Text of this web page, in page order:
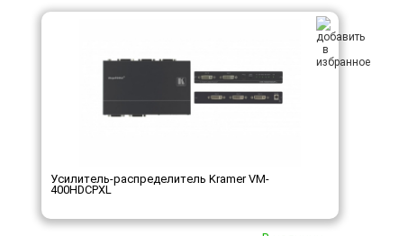
Усилитель-распределитель Kramer VM-
400HDCPXL